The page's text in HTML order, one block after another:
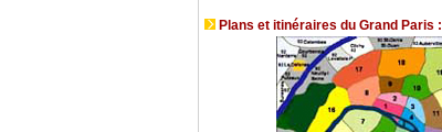
Plans et itinéraires du Grand Paris :